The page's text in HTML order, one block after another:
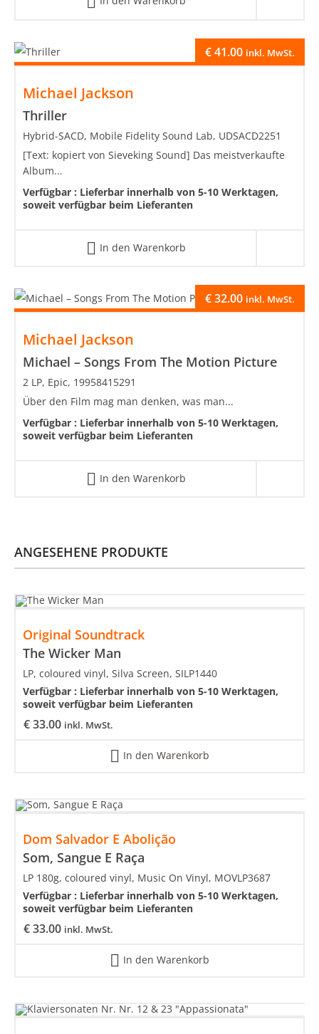
Michael Jackson
Thriller
€41.00 inkl. MwSt.
Hybrid-SACD, Mobile Fidelity Sound Lab, UDSACD2251
[Text: kopiert von Sieveking Sound] Das meistverkaufte
Album...
Verfügbar : Lieferbar innerhalb von 5-10 Werktagen,
soweit verfügbar beim Lieferanten
In den Warenkorb
Michael Jackson
Michael – Songs From The Motion Picture
€32.00 inkl. MwSt.
2 LP, Epic, 19958415291
Über den Film mag man denken, was man...
Verfügbar : Lieferbar innerhalb von 5-10 Werktagen,
soweit verfügbar beim Lieferanten
In den Warenkorb
ANGESEHENE PRODUKTE
Original Soundtrack
The Wicker Man
€33.00 inkl. MwSt.
LP, coloured vinyl, Silva Screen, SILP1440
Verfügbar : Lieferbar innerhalb von 5-10 Werktagen,
soweit verfügbar beim Lieferanten
In den Warenkorb
Dom Salvador E Abolição
Som, Sangue E Raça
€33.00 inkl. MwSt.
LP 180g, coloured vinyl, Music On Vinyl, MOVLP3687
Verfügbar : Lieferbar innerhalb von 5-10 Werktagen,
soweit verfügbar beim Lieferanten
In den Warenkorb